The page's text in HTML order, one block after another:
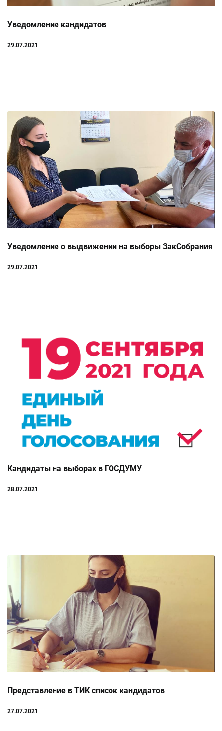
Уведомление кандидатов
29.07.2021
Уведомление о выдвижении на выборы ЗакСобрания
29.07.2021
Кандидаты на выборах в ГОСДУМУ
28.07.2021
Представление в ТИК список кандидатов
27.07.2021